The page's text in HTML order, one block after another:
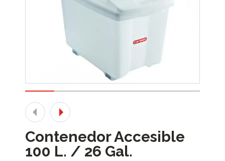
Contenedor Accesible
100 L. / 26 Gal.